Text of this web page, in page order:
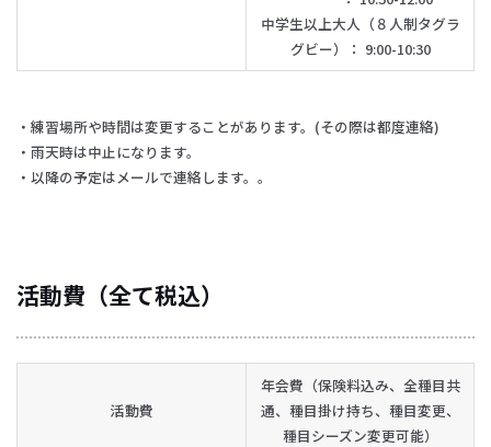
中学生以上大人（８人制タグラ
グビー）： 9:00-10:30
・練習場所や時間は変更することがあります。(その際は都度連絡)
・雨天時は中止になります。
・以降の予定はメールで連絡します。。
活動費（全て税込）
活動費
年会費（保険料込み、全種目共
通、種目掛け持ち、種目変更、
種目シーズン変更可能）